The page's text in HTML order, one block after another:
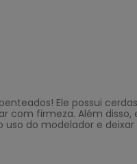
Ele possui
com firmeza. Além
do modelador e